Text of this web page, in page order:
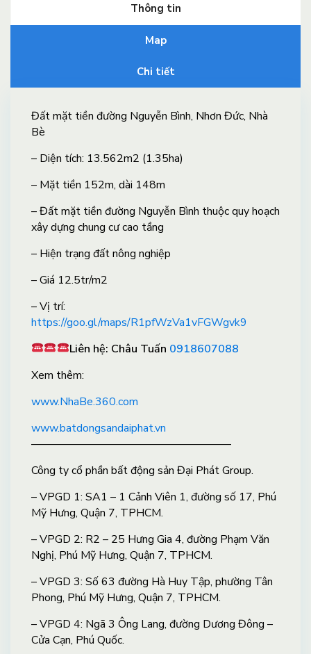
Thông tin
Map
Chi tiết
Đất mặt tiền đường Nguyễn Bình, Nhơn Đức, Nhà
Bè
– Diện tích: 13.562m2 (1.35ha)
– Mặt tiền 152m, dài 148m
– Đất mặt tiền đường Nguyễn Bình thuộc quy hoạch
xây dựng chung cư cao tầng
– Hiện trạng đất nông nghiệp
– Giá 12.5tr/m2
– Vị trí:
https://goo.gl/maps/R1pfWzVa1vFGWgvk9
Liên hệ: Châu Tuấn 0918607088
Xem thêm:
www.NhaBe.360.com
www.batdongsandaiphat.vn
——————————————————
Công ty cổ phần bất động sản Đại Phát Group.
– VPGD 1: SA1 – 1 Cảnh Viên 1, đường số 17, Phú
Mỹ Hưng, Quận 7, TPHCM.
– VPGD 2: R2 – 25 Hưng Gia 4, đường Phạm Văn
Nghị, Phú Mỹ Hưng, Quận 7, TPHCM.
– VPGD 3: Số 63 đường Hà Huy Tập, phường Tân
Phong, Phú Mỹ Hưng, Quận 7, TPHCM.
– VPGD 4: Ngã 3 Ông Lang, đường Dương Đông –
Cửa Cạn, Phú Quốc.